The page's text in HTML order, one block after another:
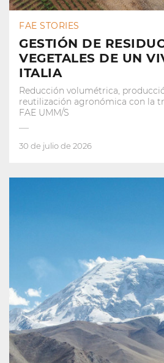
FAE STORIES
GESTIÓN DE
VEGETALES DE UN
ITALIA
Reducción volumétrica,
reutilización agronómica con la
FAE UMM/S
30 de julio de 2026